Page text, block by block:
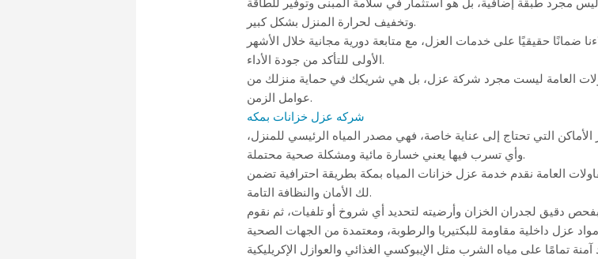
وتخفيف لحرارة المنزل بشكل كبير.
ضمانًا حقيقيًا على خدمات العزل، مع متابعة دورية مجانية خلال الأشهر
الأولى للتأكد من جودة الأداء.
العامة ليست مجرد شركة عزل، بل هي شريكك في حماية منزلك من
عوامل الزمن.
شركه عزل خزانات بمكه
الأماكن التي تحتاج إلى عناية خاصة، فهي مصدر المياه الرئيسي للمنزل،
وأي تسرب فيها يعني خسارة مائية ومشكلة صحية محتملة.
العامة نقدم خدمة عزل خزانات المياه بمكة بطريقة احترافية تضمن
لك الأمان والنظافة التامة.
بفحص دقيق لجدران الخزان وأرضيته لتحديد أي شروخ أو تلفيات، ثم نقوم
تمامًا على مياه الشرب مثل الإيبوكسي الغذائي والعوازل الإكريليكية